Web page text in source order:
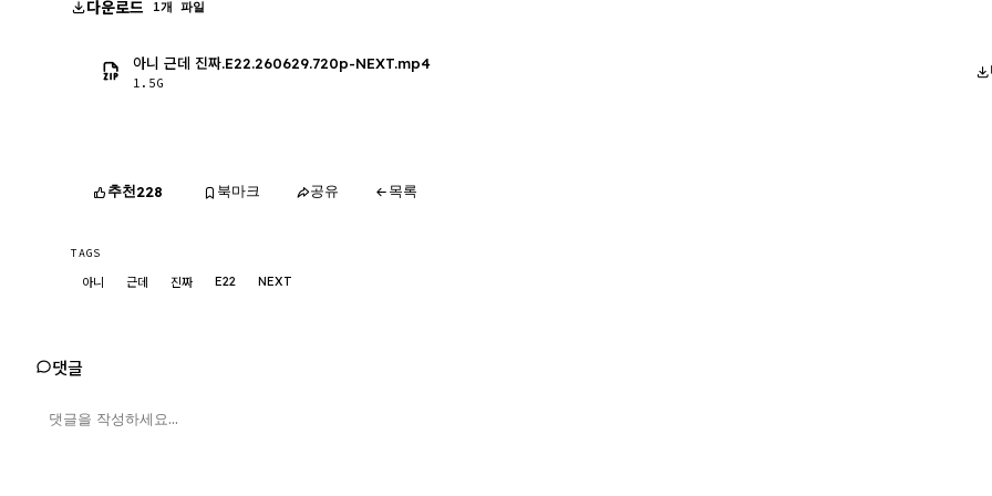
다운로드 1개 파일
아니 근데 진짜.E22.260629.720p-NEXT.mp4
1.5G
추천228 북마크 공유 목록
TAGS
아니 근데 진짜 E22 NEXT
댓글